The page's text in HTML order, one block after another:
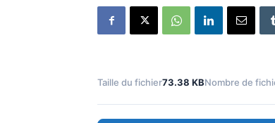
Taille du fichier73.38 KBNombre de